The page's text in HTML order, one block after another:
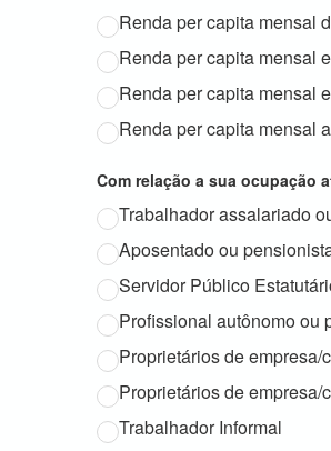
Renda per capita mensal
Renda per capita mensal
Renda per capita mensal
Renda per capita mensal
Com relação a sua ocupação
Trabalhador assalariado
Aposentado ou
Servidor Público
Profissional autônomo ou
Proprietários de empresa/
Proprietários de
Trabalhador Informal